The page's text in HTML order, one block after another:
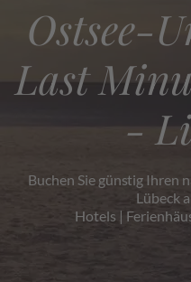
Ostsee-
Last
-
Buchen Sie günstig Ihren
Lübeck
Hotels |